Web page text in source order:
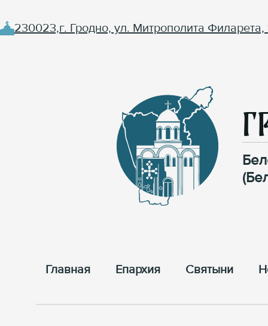
230023,г. Гродно, ул. Митрополита Филарета,
Главная Епархия Cвятыни